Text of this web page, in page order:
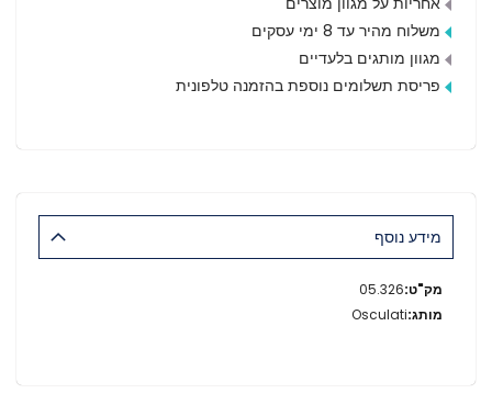
משלוח מהיר עד 8 ימי עסקים
מגוון מותגים בלעדיים
פריסת תשלומים נוספת בהזמנה טלפונית
מידע נוסף
מידע
נוסף
05.326
Osculati